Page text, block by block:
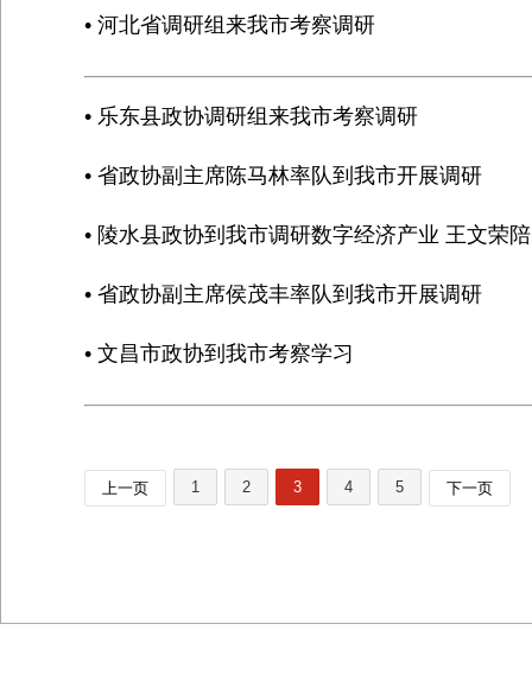
• 河北省调研组来我市考察调研
• 乐东县政协调研组来我市考察调研
• 省政协副主席陈马林率队到我市开展调研
• 陵水县政协到我市调研数字经济产业 王文荣
• 省政协副主席侯茂丰率队到我市开展调研
• 文昌市政协到我市考察学习
上一页 1 2 3 4 5 下一页